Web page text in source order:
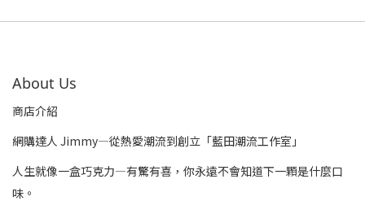
About Us
商店介紹
網購達人 Jimmy—從熱愛潮流到創立「藍田潮流工作室」
人生就像一盒巧克力—有驚有喜，你永遠不會知道下一顆是什麼口
味。